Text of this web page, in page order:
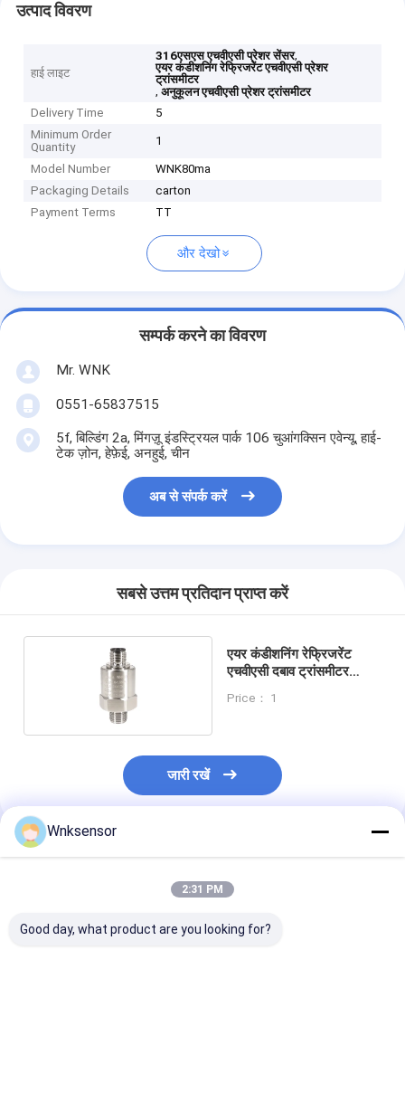
उत्पाद विवरण
हाई लाइट
316एसएस एचवीएसी प्रेशर सेंसर,
एयर कंडीशनिंग रेफ्रिजरेंट एचवीएसी प्रेशर
ट्रांसमीटर
,अनुकूलन एचवीएसी प्रेशर ट्रांसमीटर
Delivery Time
5
Minimum Order
Quantity
1
Model Number
WNK80ma
Packaging Details
carton
Payment Terms
TT
और देखो
सम्पर्क करने का विवरण
Mr. WNK
0551-65837515
5f, बिल्डिंग 2a, मिंगज़ू इंडस्ट्रियल पार्क 106 चुआंगक्सिन एवेन्यू, हाई-
टेक ज़ोन, हेफ़ेई, अनहुई, चीन
अब से संपर्क करें
सबसे उत्तम प्रतिदान प्राप्त करें
एयर कंडीशनिंग रेफ्रिजरेंट
एचवीएसी दबाव ट्रांसमीटर
Price： 1
जारी रखें
अनुशंसित उत्पाद
Wnksensor
2:31 PM
Good day, what product are you looking for?